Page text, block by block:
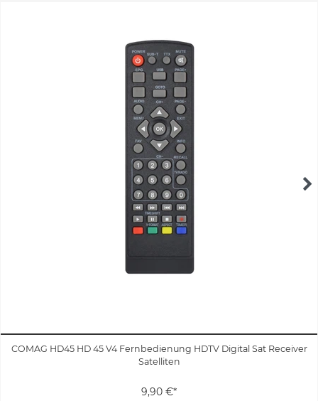
COMAG HD45 HD 45 V4 Fernbedienung HDTV Digital Sat Receiver
Satelliten
9,90 €*